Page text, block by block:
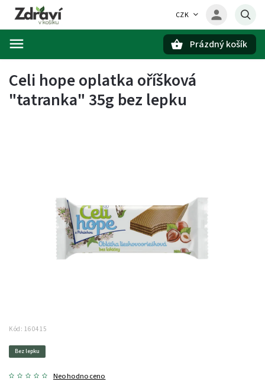
CZK
Prázdný košík
Celi hope oplatka oříšková
"tatranka" 35g bez lepku
Kód: 160415
Bez lepku
Neohodnoceno